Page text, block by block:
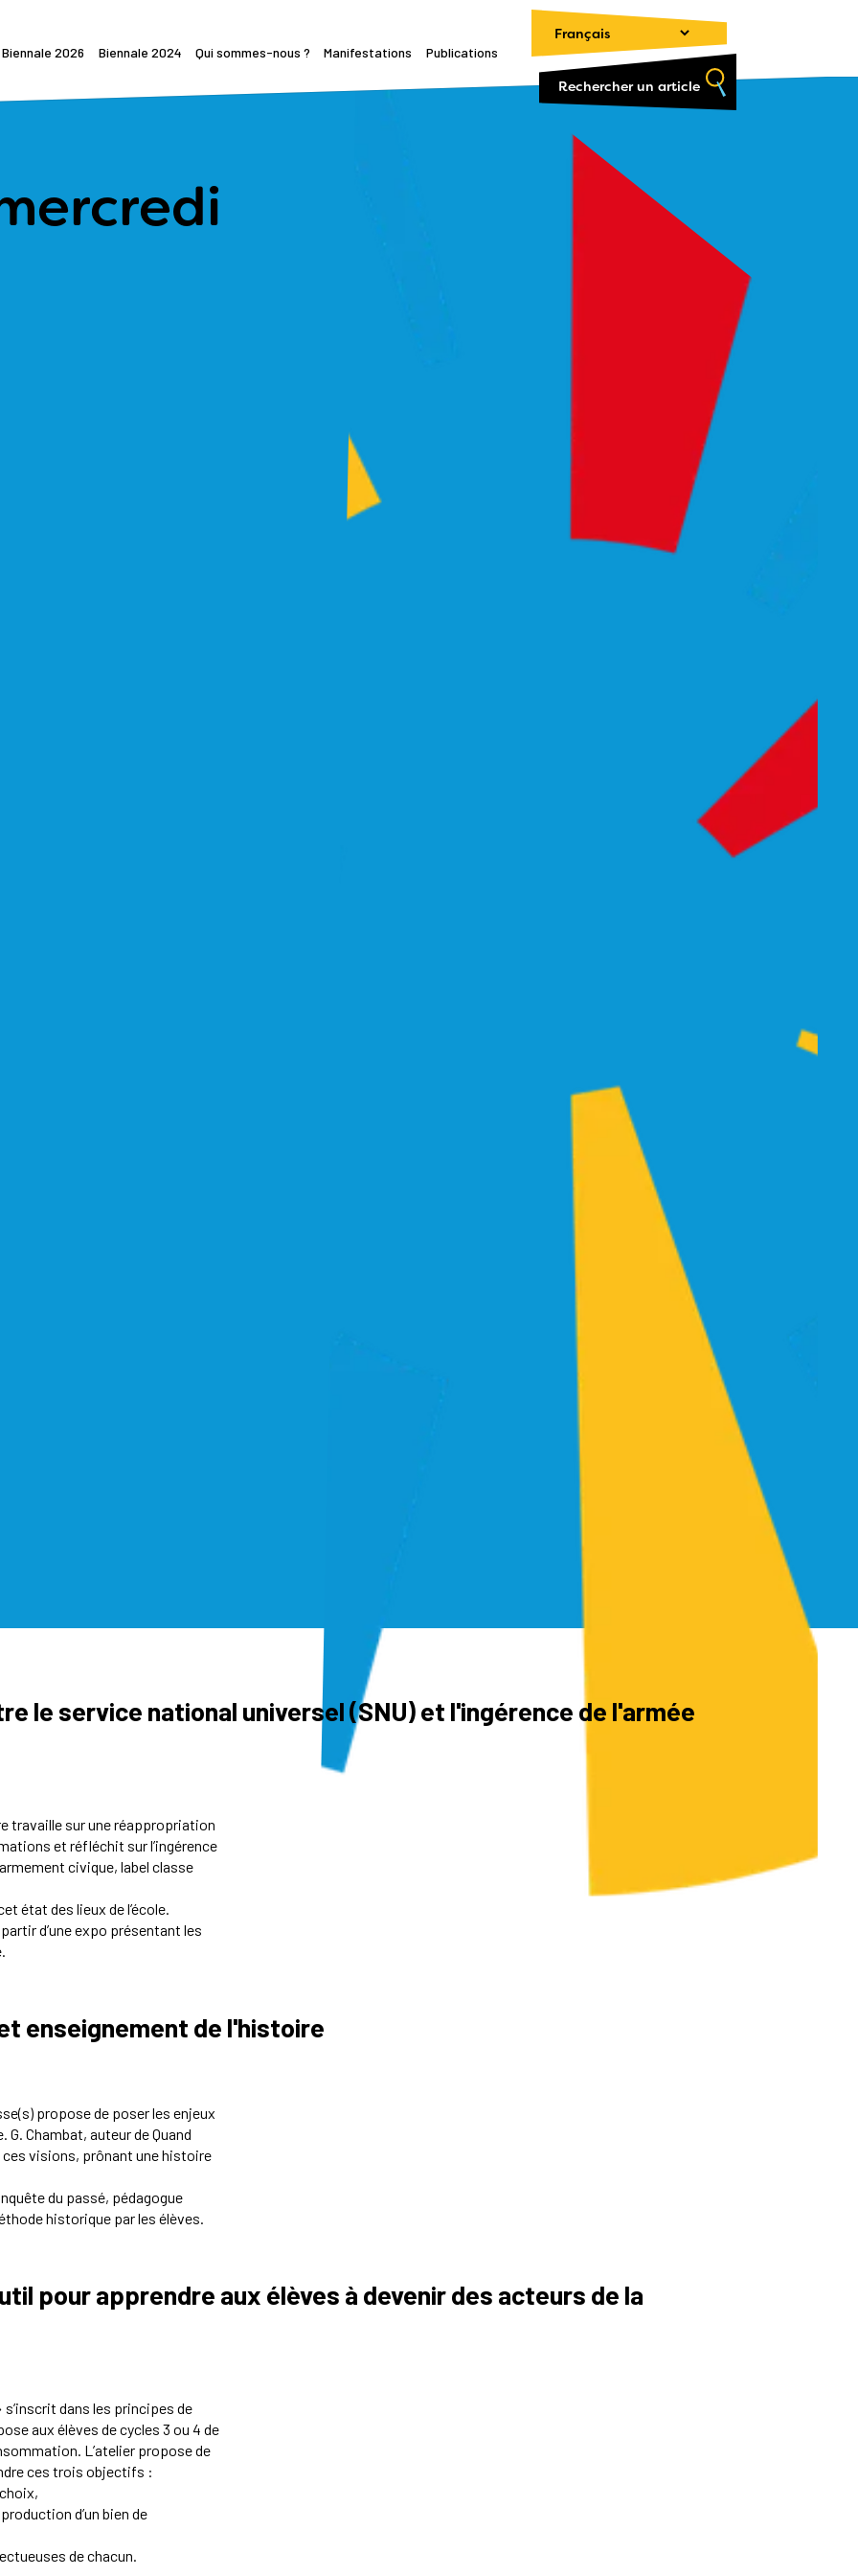
Biennale 2026
Le programme 2026
Comment s'inscrire
Biennale 2024
Ils parlent de la Biennale
Radio
Qui sommes-nous ?
Historique
Partenariat
Manifestations Publications
Rechercher un article
le service national universel (SNU) et l'ingérence de l'armée
travaille sur une réappropriation
et réfléchit sur l’ingérence
civique, label classe
état des lieux de l’école.
d’une expo présentant les
enseignement de l'histoire
propose de poser les enjeux
Chambat, auteur de Quand
visions, prônant une histoire
du passé, pédagogue
historique par les élèves.
pour apprendre aux élèves à devenir des acteurs de la
s’inscrit dans les principes de
aux élèves de cycles 3 ou 4 de
L’atelier propose de
ces trois objectifs :
d’un bien de
de chacun.